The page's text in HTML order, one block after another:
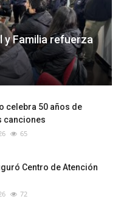
y Familia refuerza
celebra 50 años de
canciones
65
Centro de Atención
72